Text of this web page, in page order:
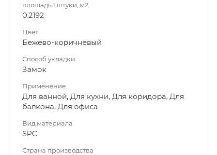
площадь 1 штуки, м2
0.2192
Цвет
Бежево-коричневый
Способ укладки
Замок
Применение
Для ванной, Для кухни, Для коридора, Для
балкона, Для офиса
Вид материала
SPC
Страна производства